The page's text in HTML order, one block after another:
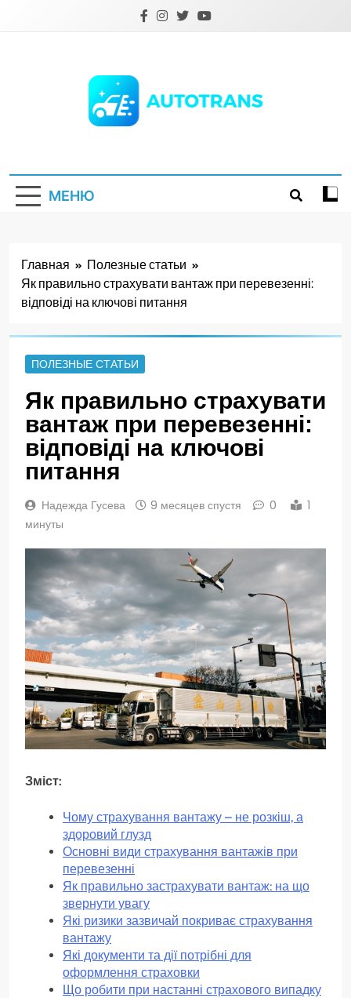
МЕНЮ
Главная
Полезные статьи
Як правильно страхувати вантаж при перевезенні:
відповіді на ключові питання
ПОЛЕЗНЫЕ СТАТЬИ
Як правильно страхувати
вантаж при перевезенні:
відповіді на ключові
питання
Надежда Гусева 9 месяцев спустя 0
1
минуты
Зміст:
Чому страхування вантажу – не розкіш, а
здоровий глузд
Основні види страхування вантажів при
перевезенні
Як правильно застрахувати вантаж: на що
звернути увагу
Які ризики зазвичай покриває страхування
вантажу
Які документи та дії потрібні для
оформлення страховки
Що робити при настанні страхового випадку